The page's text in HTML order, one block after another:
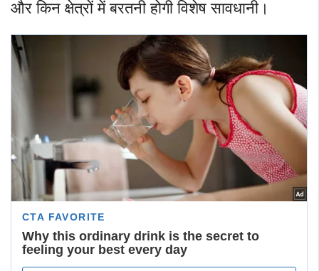
और किन क्षेत्रों में बरतनी होगी विशेष सावधानी।